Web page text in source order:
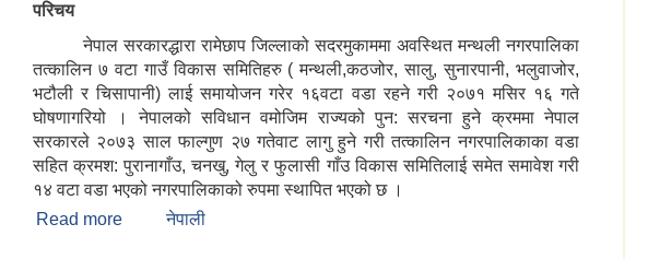
परिचय
नेपाल सरकारद्धारा रामेछाप जिल्लाको सदरमुकाममा अवस्थित मन्थली नगरपालिका
तत्कालिन ७ वटा गाउँ विकास समितिहरु ( मन्थली,कठजोर, सालु, सुनारपानी, भलुवाजोर,
भटौली र चिसापानी) लाई समायोजन गरेर १६वटा वडा रहने गरी २०७१ मसिर १६ गते
घोषणागरियो । नेपालको सविधान वमोजिम राज्यको पुन: सरचना हुने क्रममा नेपाल
सरकारले २०७३ साल फाल्गुण २७ गतेवाट लागु हुने गरी तत्कालिन नगरपालिकाका वडा
सहित क्रमश: पुरानागाँउ, चनखु, गेलु र फुलासी गाँउ विकास समितिलाई समेत समावेश गरी
१४ वटा वडा भएको नगरपालिकाको रुपमा स्थापित भएको छ ।
Read more about Brief Introduction
नेपाली